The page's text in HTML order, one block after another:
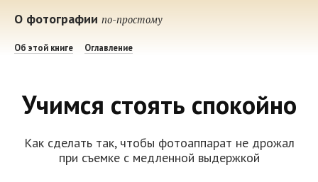
О фотографии по-простому
Об этой книге Оглавление
Учимся стоять спокойно
Как сделать так, чтобы фотоаппарат не дрожал
при съемке с медленной выдержкой